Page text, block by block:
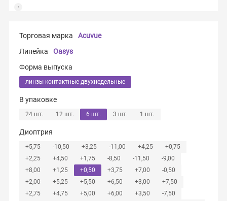
Торговая марка
Acuvue
Линейка
Oasys
Форма выпуска
линзы контактные двухнедельные
В упаковке
24 шт. 12 шт. 6 шт. 3 шт. 1 шт.
Диоптрия
+5,75 -10,50 +3,25 -11,00 +4,25
+0,75
+2,25
+4,50 +1,75 -8,50 -11,50
-9,00
+8,00
+1,25 +0,50 +3,75 +7,00
-0,50
+2,00
+5,25 +5,50 +6,50 +3,00
+7,50
+2,75
+4,75 +5,00 +6,00 +3,50
-7,50